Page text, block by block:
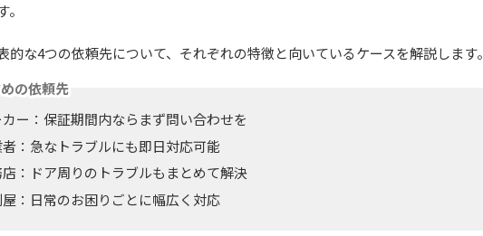
的な4つの依頼先について、それぞれの特徴と向いているケースを解説します。
の依頼先
カー：保証期間内ならまず問い合わせを
：急なトラブルにも即日対応可能
：ドア周りのトラブルもまとめて解決
：日常のお困りごとに幅広く対応